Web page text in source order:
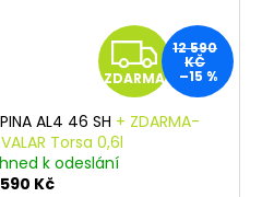
Z
D
ZDARMA
12 590
KČ
–15 %
AL4 46 SH + ZDARMA-
Torsa 0,6l
k odeslání
Kč